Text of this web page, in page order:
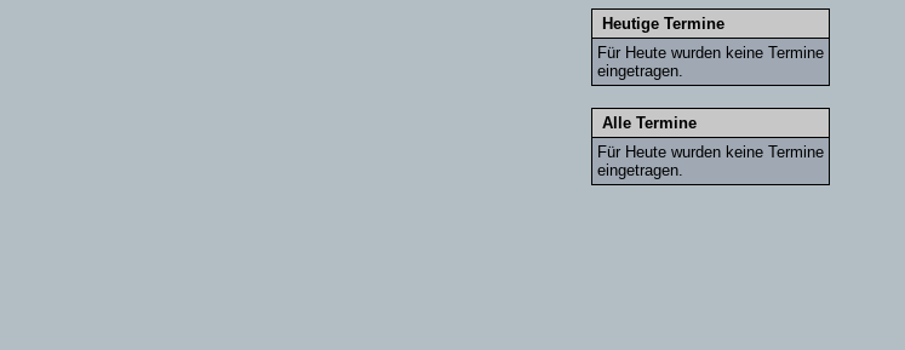
Heutige Termine
Für Heute wurden keine Termine
eingetragen.
Alle Termine
Für Heute wurden keine Termine
eingetragen.